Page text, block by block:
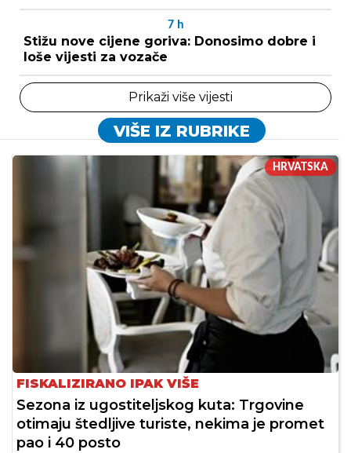
7 h
Stižu nove cijene goriva: Donosimo dobre i
loše vijesti za vozače
Prikaži više vijesti
VIŠE IZ RUBRIKE
HRVATSKA
FISKALIZIRANO IPAK VIŠE
Sezona iz ugostiteljskog kuta: Trgovine
otimaju štedljive turiste, nekima je promet
pao i 40 posto